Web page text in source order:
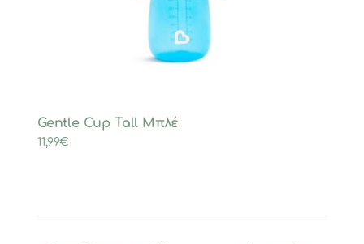
Gentle Cup Tall Μπλέ
11,99€